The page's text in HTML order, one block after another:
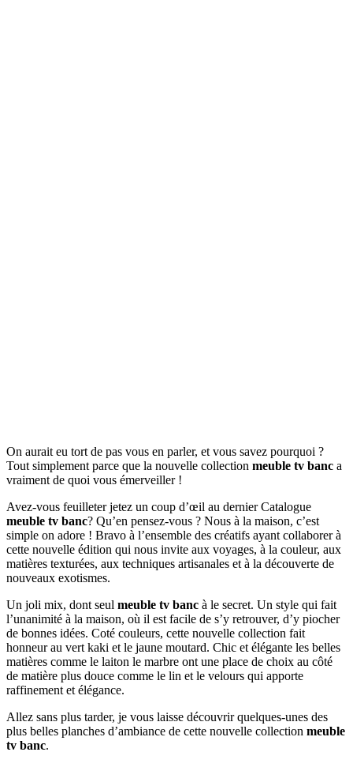
On aurait eu tort de pas vous en parler, et vous savez pourquoi ?
Tout simplement parce que la nouvelle collection meuble tv banc a
vraiment de quoi vous émerveiller !
Avez-vous feuilleter jetez un coup d’œil au dernier Catalogue
meuble tv banc? Qu’en pensez-vous ? Nous à la maison, c’est
simple on adore ! Bravo à l’ensemble des créatifs ayant collaborer à
cette nouvelle édition qui nous invite aux voyages, à la couleur, aux
matières texturées, aux techniques artisanales et à la découverte de
nouveaux exotismes.
Un joli mix, dont seul meuble tv banc à le secret. Un style qui fait
l’unanimité à la maison, où il est facile de s’y retrouver, d’y piocher
de bonnes idées. Coté couleurs, cette nouvelle collection fait
honneur au vert kaki et le jaune moutard. Chic et élégante les belles
matières comme le laiton le marbre ont une place de choix au côté
de matière plus douce comme le lin et le velours qui apporte
raffinement et élégance.
Allez sans plus tarder, je vous laisse découvrir quelques-unes des
plus belles planches d’ambiance de cette nouvelle collection meuble
tv banc.